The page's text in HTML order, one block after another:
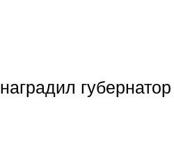
губернатор